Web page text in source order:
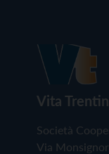
Vita
Società
Via